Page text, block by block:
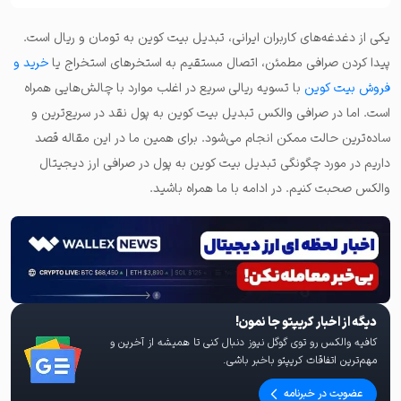
یکی از دغدغه‌های کاربران ایرانی، تبدیل بیت کوین به تومان و ریال است.
پیدا کردن صرافی مطمئن، اتصال مستقیم به استخرهای استخراج یاخرید و
فروش بیت کوین با تسویه ریالی سریع در اغلب موارد با چالش‌هایی همراه
است. اما در صرافی والکس تبدیل بیت کوین به پول نقد در سریع‌ترین و
ساده‌ترین حالت ممکن انجام می‌شود. برای همین ما در این مقاله قصد
داریم در مورد چگونگی تبدیل بیت کوین به پول در صرافی ارز دیجیتال
والکس صحبت کنیم. در ادامه با ما همراه باشید.
دیگه از اخبار کریپتو جا نمون!
کافیه والکس رو توی گوگل نیوز دنبال کنی تا همیشه از آخرین و
مهم‌ترین اتفاقات کریپتو باخبر باشی.
عضویت در خبرنامه